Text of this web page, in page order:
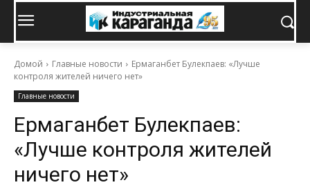
Домой Главные новости
Ермаганбет Булекпаев: «Лучше
контроля жителей ничего нет»
Главные новости
Ермаганбет Булекпаев:
«Лучше контроля жителей
ничего нет»